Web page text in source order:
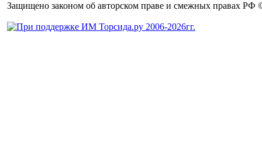
Защищено законом об авторском праве и смежных правах РФ ©